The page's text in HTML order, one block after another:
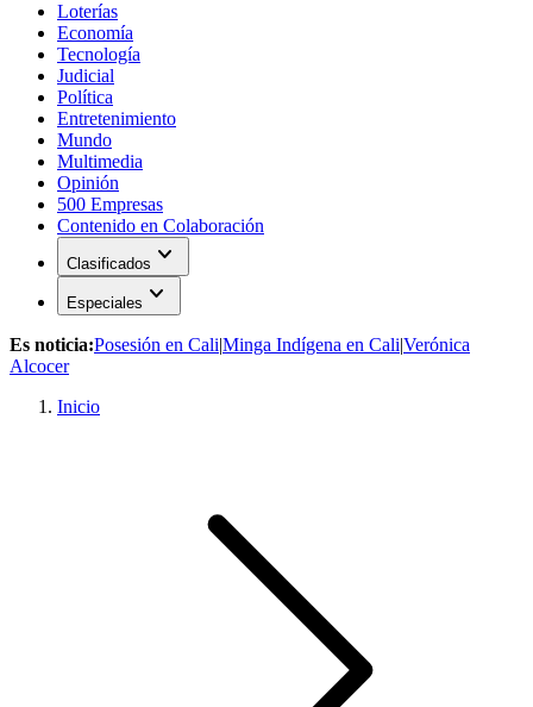
Loterías
Economía
Tecnología
Judicial
Política
Entretenimiento
Mundo
Multimedia
Opinión
500 Empresas
Contenido en Colaboración
Clasificados expand_more
Especiales expand_more
Es noticia:Posesión en Cali|Minga Indígena en Cali|Verónica
Alcocer
Inicio